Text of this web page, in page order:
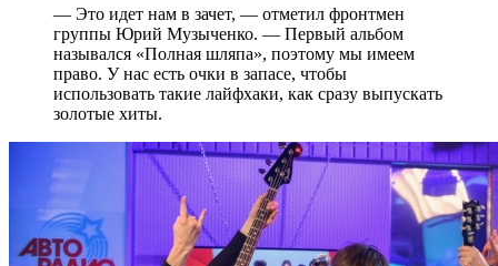
— Это идет нам в зачет, — отметил фронтмен
группы Юрий Музыченко. — Первый альбом
назывался «Полная шляпа», поэтому мы имеем
право. У нас есть очки в запасе, чтобы
использовать такие лайфхаки, как сразу выпускать
золотые хиты.